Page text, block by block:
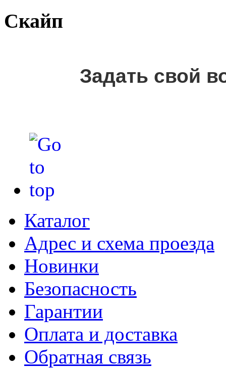
Скайп
Задать свой
Каталог
Адрес и схема проезда
Новинки
Безопасность
Гарантии
Оплата и доставка
Обратная связь